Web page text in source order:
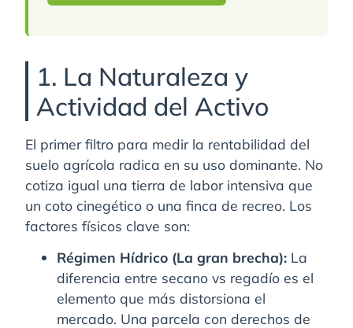
1. La Naturaleza y
Actividad del Activo
El primer filtro para medir la rentabilidad del
suelo agrícola radica en su uso dominante. No
cotiza igual una tierra de labor intensiva que
un coto cinegético o una finca de recreo. Los
factores físicos clave son:
Régimen Hídrico (La gran brecha): La
diferencia entre secano vs regadío es el
elemento que más distorsiona el
mercado. Una parcela con derechos de